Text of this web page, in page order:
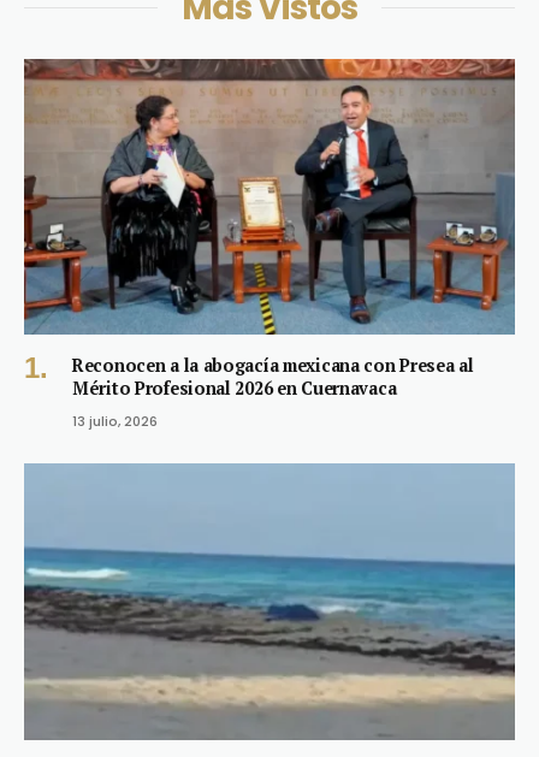
Reconocen a la abogacía mexicana con Presea al
Mérito Profesional 2026 en Cuernavaca
13 julio, 2026